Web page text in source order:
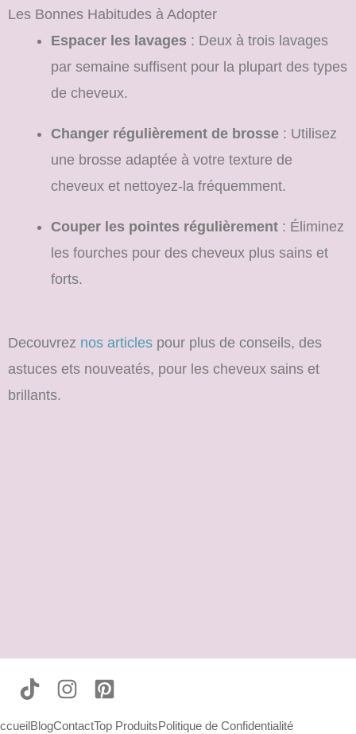
Les Bonnes Habitudes à Adopter
Espacer les lavages : Deux à trois lavages
par semaine suffisent pour la plupart des types
de cheveux.
Changer régulièrement de brosse : Utilisez
une brosse adaptée à votre texture de
cheveux et nettoyez-la fréquemment.
Couper les pointes régulièrement : Éliminez
les fourches pour des cheveux plus sains et
forts.
Decouvrez nos articles pour plus de conseils, des
astuces ets nouveatés, pour les cheveux sains et
brillants.
BlogContactTop ProduitsPolitique de Confidentialité